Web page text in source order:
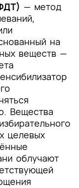
— метод
на
веществ —
Вещества
целевых
облучают